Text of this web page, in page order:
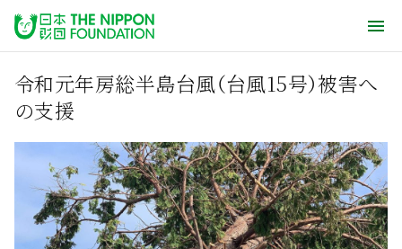
令和元年房総半島台風（台風15号）被害へ
の支援